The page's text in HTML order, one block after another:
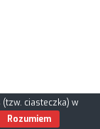
ciasteczka) w
Rozumiem